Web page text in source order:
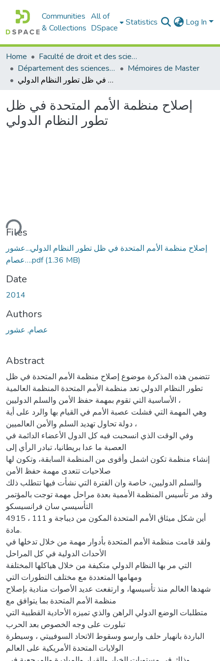
Communities
& Collections
All of
DSpace
Statistics Log In
Home
Faculté de droit et des sciences politiques
Département des sciences politiques
Mémoires de Master
إصلاح منظمة الأمم المتحدة في ظل تطور النظام الدولي
إصلاح منظمة الأمم المتحدة في ظل
تطور النظام الدولي
Files
إصلاح منظمة الأمم المتحدة في ظل تطور النظام الدولي...عشور
عصام….pdf(1.36 MB)
Date
2014
Authors
عصام, عشور
Abstract
تتضمن هذه المذكرة موضوع إصلاح منظمة الأمم المتحدة في ظل
تطور النظام الدولي تعد منظمة الأمم المتحدة المنظمة العالمية
الأساسية التي تقوم بمهمة حفظ الأمن والسلم الدوليين ،
وهي المهمة التي فشلت عصبة الأمم في القيام بها والرد على أية
دولة تحاول تهديد السلم والأمن العالميين ،
وفي الوقت الذي انسحبت فيه كل الدول الأعضاء الدائمة في
العصبة ما عدا بريطانيا، تبادر الرأي إلى
إنشاء منظمة تكون اشمل وأقوى من المنظمة السابقة، وتكون لها
صلاحيات تتعدى مهمة حفظ الأمن
والسلم الدوليين، خاصة وان الفترة التي نشأت فيها تتطلب ذلك
وقد مر تأسيس المنظمة الأممية بعدة مراحل مهمة توجت بالمؤتمر
التأسيسي سان فرانسيسكو
4915 ، أين شكل ميثاق الأمم المتحدة المكون من ديباجة و 111
مادة.
ولقد قامت منظمة الأمم المتحدة بأدوار مهمة من خلال تدخلها في
الأحداث الدولية في كل المراحل
التي مر بها النظام الدولي متكيفة من خلال هياكلها المختلفة
ومهامها المتعددة مع مختلف التطورات التي
شهدها العالم منذ تأسيسها، و ارتفعت عديد الأصوات منادية بإصلاح
منظمة الأمم المتحدة بما يتوافق مع
متطلبات الوضع الدولي الراهن والذي تميزه الأحادية القطبية التي
تبلورت على وجه الخصوص بعد الحرب
الباردة بانهيار حلف وارسو وسقوط الاتحاد السوفييتي ، وسيطرة
الولايات المتحدة الأمريكية على العالم